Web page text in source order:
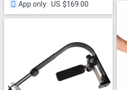
de Acción"
App only: US $169.00